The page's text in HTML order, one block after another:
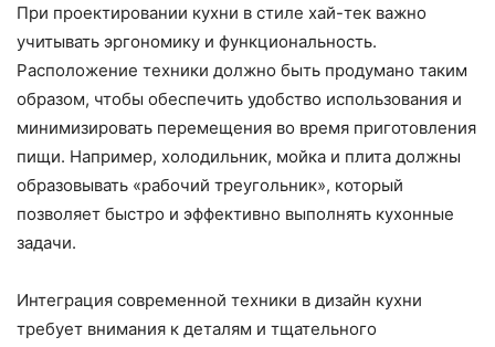
При проектировании кухни в стиле хай-тек важно
учитывать эргономику и функциональность.
Расположение техники должно быть продумано таким
образом, чтобы обеспечить удобство использования и
минимизировать перемещения во время приготовления
пищи. Например, холодильник, мойка и плита должны
образовывать «рабочий треугольник», который
позволяет быстро и эффективно выполнять кухонные
задачи.
Интеграция современной техники в дизайн кухни
требует внимания к деталям и тщательного